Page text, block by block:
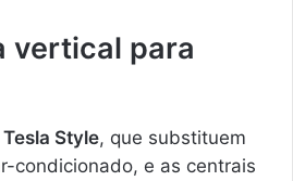
vertical para
Tesla Style, que substituem
condicionado, e as centrais